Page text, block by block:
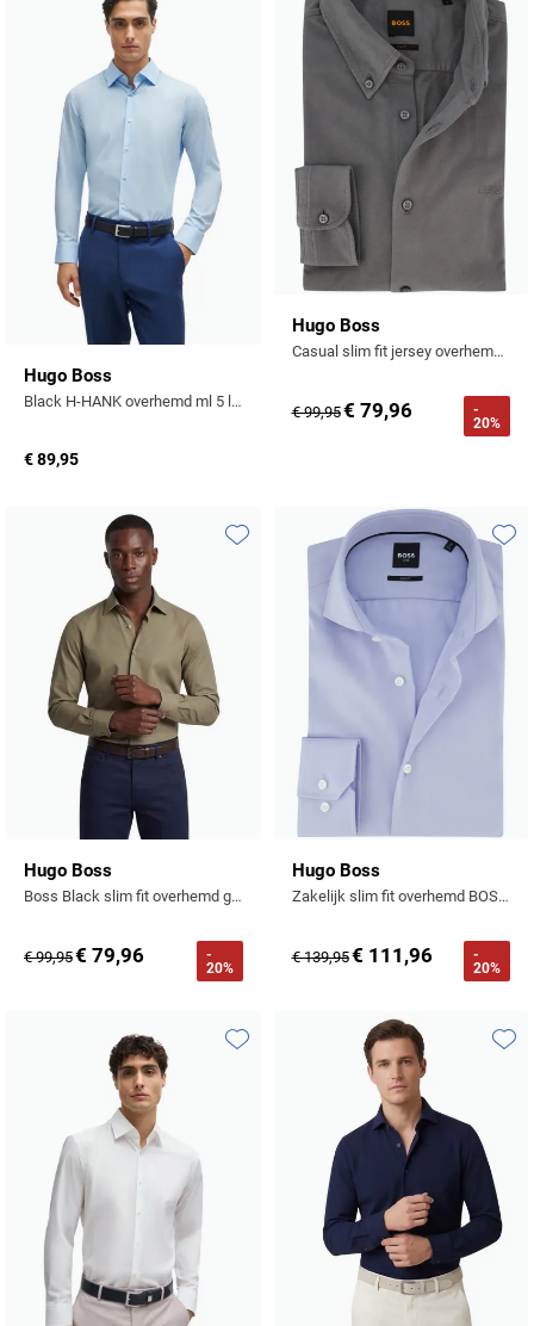
Hugo Boss
Black H-HANK overhemd ml 5 lichtblauw
€ 89,95
Toevoegen aan favorieten
Hugo Boss
Casual slim fit jersey overhemd BOSS Orange
€ 99,95€ 79,96
-
20%
Hugo Boss
Boss Black slim fit overhemd groen
€ 99,95€ 79,96
-
20%
Toevoegen aan favorieten
Hugo Boss
Zakelijk slim fit overhemd BOSS One lichtblauw
€ 139,95€ 111,96
-
20%
Toevoegen aan favorieten